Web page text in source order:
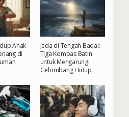
Anak
di
Jeda di Tengah Badai:
Tiga Kompas Batin
untuk Mengarungi
Gelombang Hidup